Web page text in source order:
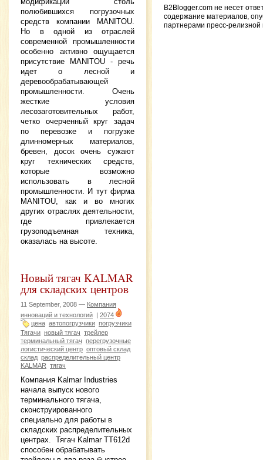
полюбившихся погрузочных
средств компании MANITOU.
Но в одной из отраслей
современной промышленности
особенно активно ощущается
присутствие MANITOU - речь
идет о лесной и
деревообрабатывающей
промышленности. Очень
жесткие условия
лесозаготовительных работ,
четко очерченный круг задач
по перевозке и погрузке
длинномерных материалов,
бревен, досок очень сужают
круг технических средств,
которые возможно
использовать в лесной
промышленности. И тут фирма
MANITOU, как и во многих
других отраслях деятельности,
где привлекается
грузоподъемная техника,
оказалась на высоте.
Новый тягач KALMAR
для складских центров
11 September, 2008 — Компания
инноваций и технологий | 2074
цена автопогрузчики погрузчики
Тягачи новый тягач трейлер
терминальный тягач перегрузочные
логистический центр оптовый склад
склад распределительный центр
KALMAR тягач
Компания Kalmar Industries
начала выпуск нового
терминального тягача,
сконструированного
специально для работы в
складских распределительных
центрах. Тягач Kalmar TT612d
способен обрабатывать
B2Blogger.com не несет
содержание материалов,
партнерами пресс-